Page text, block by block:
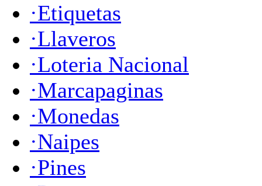
·Etiquetas
·Llaveros
·Loteria Nacional
·Marcapaginas
·Monedas
·Naipes
·Pines